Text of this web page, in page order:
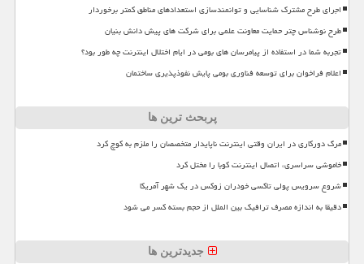
اجرای طرح مشترک شناسایی و توانمندسازی استعدادهای مناطق کمتر برخوردار
طرح نوشناس چتر حمایت معاونت علمی برای شرکت های پیش دانش بنیان
تجربه شما در استفاده از پیامرسان های بومی در ایام اختلال اینترنت چه طور بود؟
اعلام فراخوان برای توسعه فناوری بومی پایش نفوذپذیری ساختمان
پربحث ترین ها
مرگ دورکاری در ایران وقتی اینترنت ناپایدار متخصصان را ملزم به کوچ کرد
خاموشی سراسری، اتصال اینترنت کوبا را مختل کرد
شروع سرویس پولی تاکسی خودران زوکس در یک شهر آمریکا
دقیقا به اندازه مصرف ترافیک بین الملل از حجم بسته کسر می شود
جدیدترین ها